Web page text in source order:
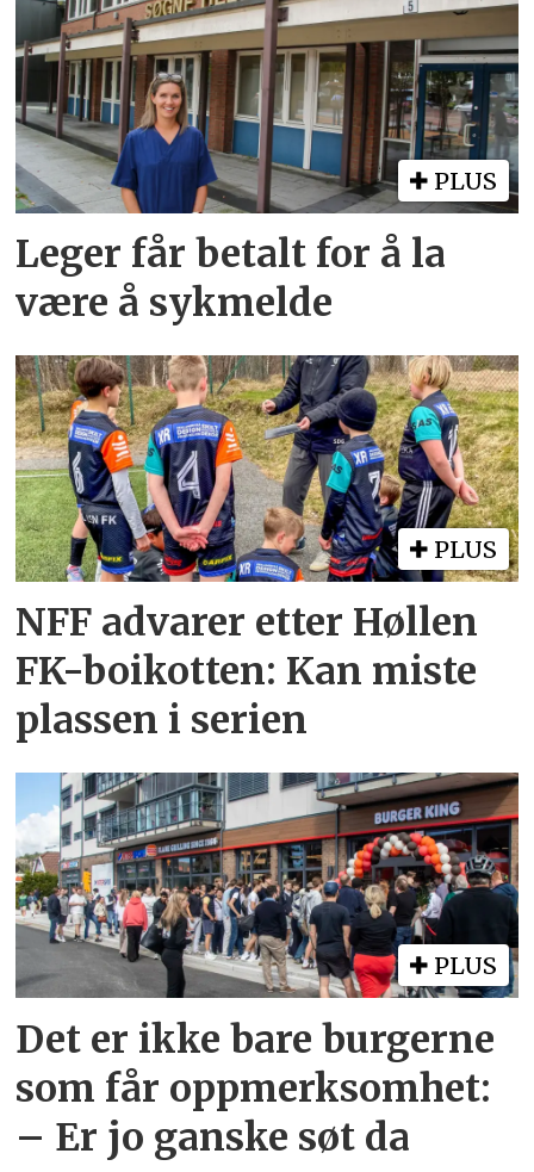
PLUS
Leger får betalt for å la
være å sykmelde
PLUS
NFF advarer etter Høllen
FK-boikotten: Kan miste
plassen i serien
PLUS
Det er ikke bare burgerne
som får oppmerksomhet:
– Er jo ganske søt da